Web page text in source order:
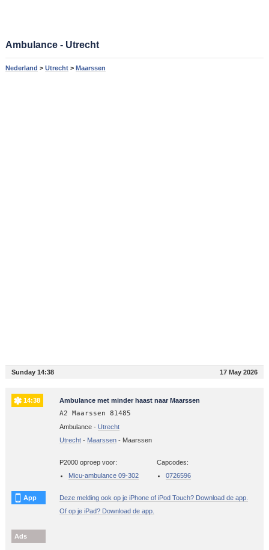
Ambulance - Utrecht
Nederland > Utrecht> Maarssen
Sunday 14:38 17 May 2026
14:38 Ambulance met minder haast naar Maarssen
A2 Maarssen 81485
Ambulance - Utrecht
Utrecht- Maarssen- Maarssen
P2000 oproep voor:
Micu-ambulance 09-302
Capcodes:
0726596
App
Deze melding ook op je iPhone of iPod Touch? Download de app.
Of op je iPad? Download de app.
Ads